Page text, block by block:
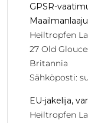
GPSR-
Heiltropfen
27 Old
Britannia
Sähköposti:
EU-jakelija,
Heiltropfen